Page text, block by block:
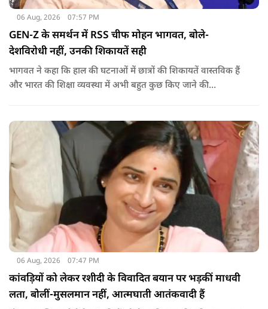
06 Aug, 2026 07:57 PM
GEN-Z के समर्थन में RSS चीफ मोहन भागवत, बोले-
देशविरोधी नहीं, उनकी शिकायतें सही
भागवत ने कहा कि हाल की घटनाओं में छात्रों की शिकायतें वास्तविक हैं
और भारत की शिक्षा व्यवस्था में अभी बहुत कुछ किए जाने की
06 Aug, 2026 07:47 PM
कांवड़ियों को लेकर रशीदी के विवादित बयान पर भड़कीं माधवी
लता, बोलीं-मुसलमान नहीं, आत्मघाती आतंकवादी हैं